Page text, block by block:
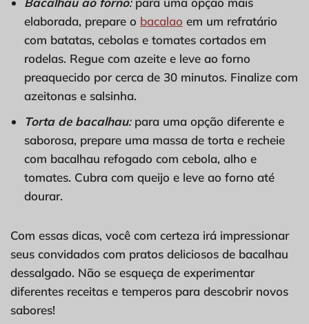
elaborada, prepare o bacalao em um refratário
com batatas, cebolas e tomates cortados em
rodelas. Regue com azeite e leve ao forno
preaquecido por cerca de 30 minutos. Finalize com
azeitonas e salsinha.
Torta de bacalhau:para uma opção diferente e
saborosa, prepare uma massa de torta e recheie
com bacalhau refogado com cebola, alho e
tomates. Cubra com queijo e leve ao forno até
dourar.
Com essas dicas, você com certeza irá impressionar
seus convidados com pratos deliciosos de bacalhau
dessalgado. Não se esqueça de experimentar
diferentes receitas e temperos para descobrir novos
sabores!